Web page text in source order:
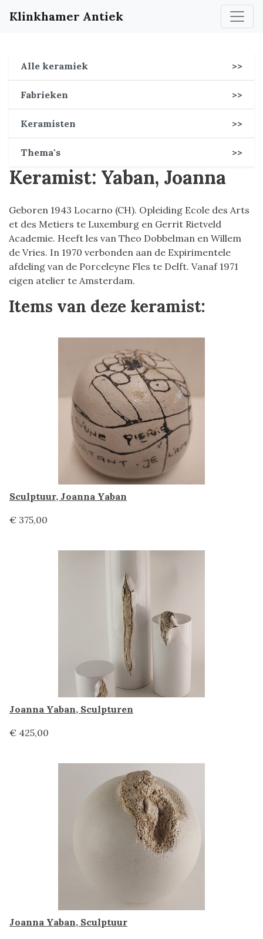
Klinkhamer Antiek
Alle keramiek >>
Fabrieken >>
Keramisten >>
Thema's >>
Keramist: Yaban, Joanna
Geboren 1943 Locarno (CH). Opleiding Ecole des Arts
et des Metiers te Luxemburg en Gerrit Rietveld
Academie. Heeft les van Theo Dobbelman en Willem
de Vries. In 1970 verbonden aan de Expirimentele
afdeling van de Porceleyne Fles te Delft. Vanaf 1971
eigen atelier te Amsterdam.
Items van deze keramist:
Sculptuur, Joanna Yaban
€ 375,00
Joanna Yaban, Sculpturen
€ 425,00
Joanna Yaban, Sculptuur